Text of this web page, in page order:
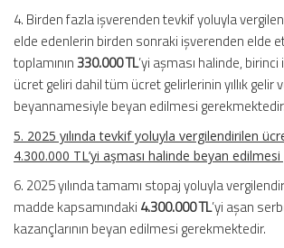
4. Birden fazla işverenden tevkif yoluyla
elde edenlerin birden sonraki işverenden elde
toplamının 330.000TL’yi aşması halinde,
ücret geliri dahil tüm ücret gelirlerinin yıllık gelir
beyannamesiyle beyan edilmesi gerekmektedir.
5. 2025 yılında tevkif yoluyla vergilendirilen
4.300.000 TL’yi aşması halinde beyan
6. 2025 yılında tamamı stopaj yoluyla
madde kapsamındaki 4.300.000 TL’yi aşan
kazançlarının beyan edilmesi gerekmektedir.